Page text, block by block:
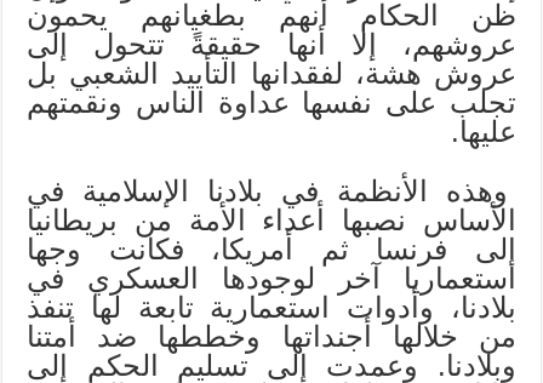
ظن الحكام أنهم بطغيانهم يحمون
عروشهم، إلا أنها حقيقةً تتحول إلى
عروش هشة، لفقدانها التأييد الشعبي بل
تجلب على نفسها عداوة الناس ونقمتهم
عليها.
وهذه الأنظمة في بلادنا الإسلامية في
الأساس نصبها أعداء الأمة من بريطانيا
إلى فرنسا ثم أمريكا، فكانت وجها
استعماريا آخر لوجودها العسكري في
بلادنا، وأدوات استعمارية تابعة لها تنفذ
من خلالها أجنداتها وخططها ضد أمتنا
وبلادنا. وعمدت إلى تسليم الحكم إلى